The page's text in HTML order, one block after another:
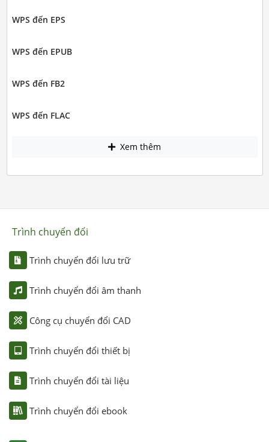
WPS đến EPS
WPS đến EPUB
WPS đến FB2
WPS đến FLAC
Xem thêm
Trình chuyển đổi
Trình chuyển đổi lưu trữ
Trình chuyển đổi âm thanh
Công cụ chuyển đổi CAD
Trình chuyển đổi thiết bị
Trình chuyển đổi tài liệu
Trình chuyển đổi ebook